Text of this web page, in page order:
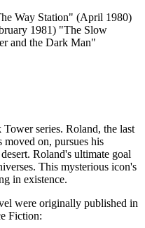
Way Station" (April 1980)
1981) "The Slow
and the Dark Man"
series. Roland, the last
on, pursues his
Roland's ultimate goal
This mysterious icon's
in existence.
were originally published in
Fiction: